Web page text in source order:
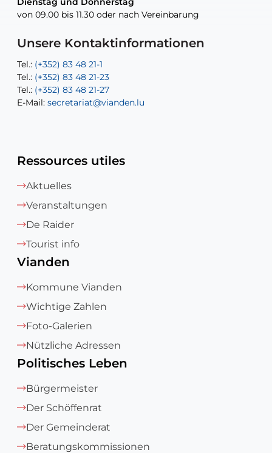
von 09.00 bis 11.30 oder nach Vereinbarung
Unsere Kontaktinformationen
Tel.: (+352) 83 48 21-1
Tel.: (+352) 83 48 21-23
Tel.: (+352) 83 48 21-27
E-Mail: secretariat@vianden.lu
von 09.00 bis 11.30 oder nach Vereinbarung
Tel.: (+352) 83 48 21-20
Tel.: (+352) 83 48 21-22
E-Mail:sofia.carvalho@vianden.lu
E-Mail: diane.storn@vianden.lu
Tel.: (+352) 83 48 21-24
E-Mail: aisha.abdullah@vianden.lu
E-Mail:jos.cormemans@vianden.lu
Tel.: (+352) 83 48 21-51
E-Mail:atelier@vianden.lu
Ressources utiles
Aktuelles
Veranstaltungen
De Raider
Tourist info
Vianden
Kommune Vianden
Wichtige Zahlen
Foto-Galerien
Nützliche Adressen
Politisches Leben
Bürgermeister
Der Schöffenrat
Der Gemeinderat
Beratungskommissionen